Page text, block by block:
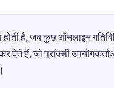
होती हैं, जब कुछ ऑनलाइन
देते हैं, जो प्रॉक्सी